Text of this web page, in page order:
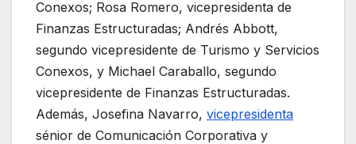
Conexos; Rosa Romero, vicepresidenta de
Finanzas Estructuradas; Andrés Abbott,
segundo vicepresidente de Turismo y Servicios
Conexos, y Michael Caraballo, segundo
vicepresidente de Finanzas Estructuradas.
Además, Josefina Navarro, vicepresidenta
sénior de Comunicación Corporativa y